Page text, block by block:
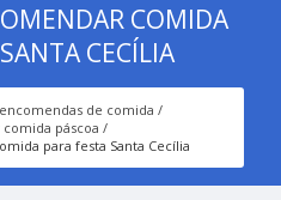
COMIDA
CECÍLIA
encomendas de comida
páscoa
para festa Santa Cecília